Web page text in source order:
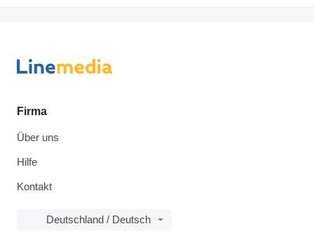
Firma
Über uns
Hilfe
Kontakt
Deutschland / Deutsch